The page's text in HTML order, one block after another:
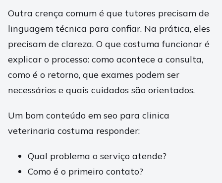
Outra crença comum é que tutores precisam de
linguagem técnica para confiar. Na prática, eles
precisam de clareza. O que costuma funcionar é
explicar o processo: como acontece a consulta,
como é o retorno, que exames podem ser
necessários e quais cuidados são orientados.
Um bom conteúdo em seo para clinica
veterinaria costuma responder:
Qual problema o serviço atende?
Como é o primeiro contato?